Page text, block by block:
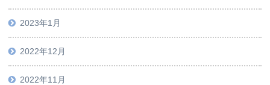
2023年1月
2022年12月
2022年11月